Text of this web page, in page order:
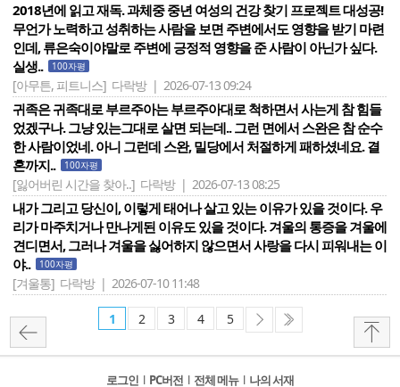
2018년에 읽고 재독. 과체중 중년 여성의 건강 찾기 프로젝트 대성공!
무언가 노력하고 성취하는 사람을 보면 주변에서도 영향을 받기 마련
인데, 류은숙이야말로 주변에 긍정적 영향을 준 사람이 아닌가 싶다.
실생..
100자평
[아무튼, 피트니스] 다락방 | 2026-07-13 09:24
귀족은 귀족대로 부르주아는 부르주아대로 척하면서 사는게 참 힘들
었겠구나. 그냥 있는그대로 살면 되는데.. 그런 면에서 스완은 참 순수
한 사람이었네. 아니 그런데 스완, 밀당에서 처절하게 패하셨네요. 결
혼까지..
100자평
[잃어버린 시간을 찾아..] 다락방 | 2026-07-13 08:25
내가 그리고 당신이, 이렇게 태어나 살고 있는 이유가 있을 것이다. 우
리가 마주치거나 만나게된 이유도 있을 것이다. 겨울의 통증을 겨울에
견디면서, 그러나 겨울을 싫어하지 않으면서 사랑을 다시 피워내는 이
야..
100자평
[겨울통] 다락방 | 2026-07-10 11:48
1 2 3 4 5
로그인 l PC버전 l 전체 메뉴 l 나의 서재